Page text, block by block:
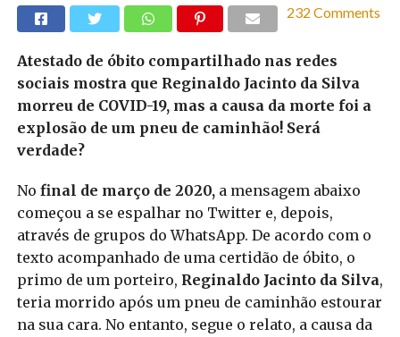
232 Comments
Atestado de óbito compartilhado nas redes
sociais mostra que Reginaldo Jacinto da Silva
morreu de COVID-19, mas a causa da morte foi a
explosão de um pneu de caminhão! Será
verdade?
No final de março de 2020,a mensagem abaixo
começou a se espalhar no Twitter e, depois,
através de grupos do WhatsApp. De acordo com o
texto acompanhado de uma certidão de óbito, o
primo de um porteiro, Reginaldo Jacinto da Silva,
teria morrido após um pneu de caminhão estourar
na sua cara. No entanto, segue o relato, a causa da